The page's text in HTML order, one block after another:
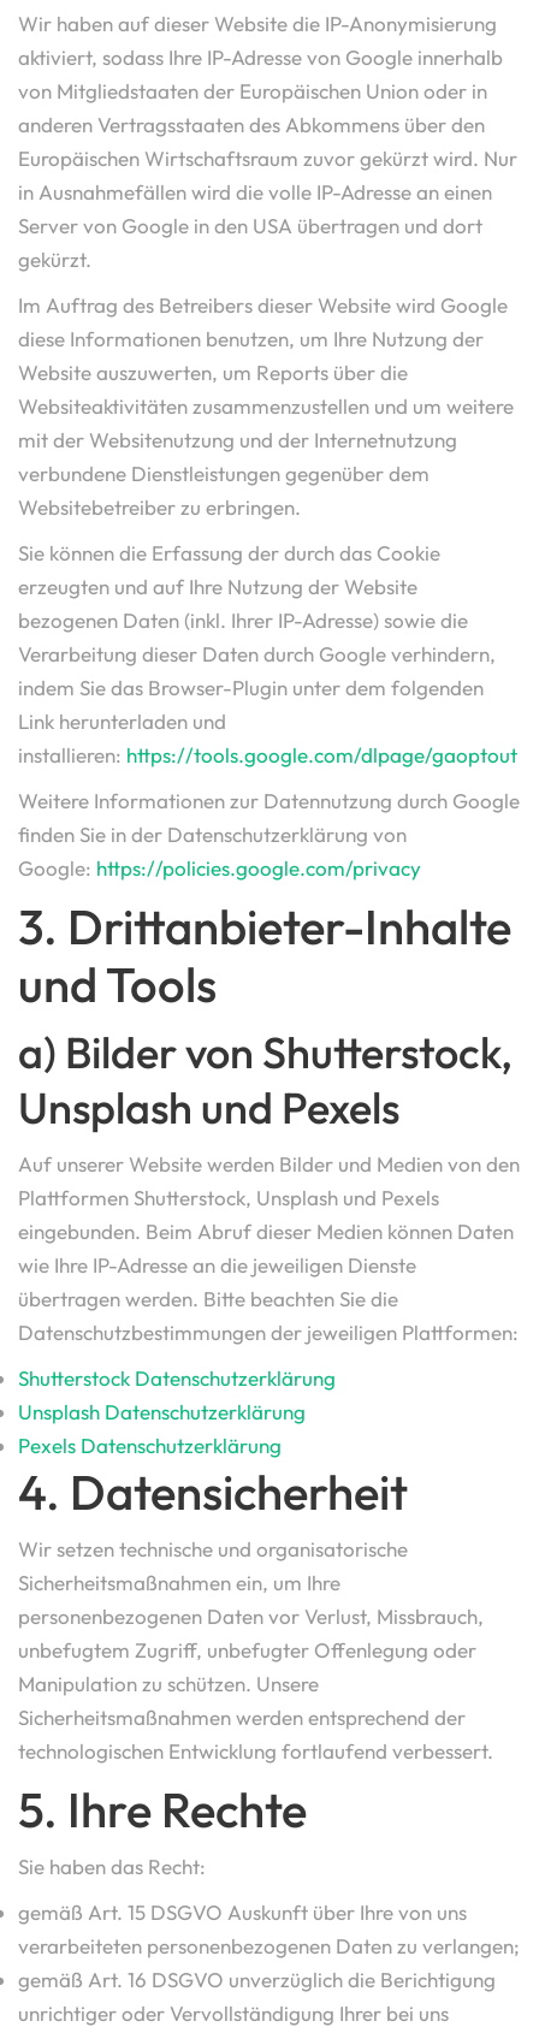
Wir haben auf dieser Website die IP-Anonymisierung
aktiviert, sodass Ihre IP-Adresse von Google innerhalb
von Mitgliedstaaten der Europäischen Union oder in
anderen Vertragsstaaten des Abkommens über den
Europäischen Wirtschaftsraum zuvor gekürzt wird. Nur
in Ausnahmefällen wird die volle IP-Adresse an einen
Server von Google in den USA übertragen und dort
gekürzt.
Im Auftrag des Betreibers dieser Website wird Google
diese Informationen benutzen, um Ihre Nutzung der
Website auszuwerten, um Reports über die
Websiteaktivitäten zusammenzustellen und um weitere
mit der Websitenutzung und der Internetnutzung
verbundene Dienstleistungen gegenüber dem
Websitebetreiber zu erbringen.
Sie können die Erfassung der durch das Cookie
erzeugten und auf Ihre Nutzung der Website
bezogenen Daten (inkl. Ihrer IP-Adresse) sowie die
Verarbeitung dieser Daten durch Google verhindern,
indem Sie das Browser-Plugin unter dem folgenden
Link herunterladen und
installieren: https://tools.google.com/dlpage/gaoptout
Weitere Informationen zur Datennutzung durch Google
finden Sie in der Datenschutzerklärung von
Google: https://policies.google.com/privacy
3. Drittanbieter-Inhalte
und Tools
a) Bilder von Shutterstock,
Unsplash und Pexels
Auf unserer Website werden Bilder und Medien von den
Plattformen Shutterstock, Unsplash und Pexels
eingebunden. Beim Abruf dieser Medien können Daten
wie Ihre IP-Adresse an die jeweiligen Dienste
übertragen werden. Bitte beachten Sie die
Datenschutzbestimmungen der jeweiligen Plattformen:
Shutterstock Datenschutzerklärung
Unsplash Datenschutzerklärung
Pexels Datenschutzerklärung
4. Datensicherheit
Wir setzen technische und organisatorische
Sicherheitsmaßnahmen ein, um Ihre
personenbezogenen Daten vor Verlust, Missbrauch,
unbefugtem Zugriff, unbefugter Offenlegung oder
Manipulation zu schützen. Unsere
Sicherheitsmaßnahmen werden entsprechend der
technologischen Entwicklung fortlaufend verbessert.
5. Ihre Rechte
Sie haben das Recht:
gemäß Art. 15 DSGVO Auskunft über Ihre von uns
verarbeiteten personenbezogenen Daten zu verlangen;
gemäß Art. 16 DSGVO unverzüglich die Berichtigung
unrichtiger oder Vervollständigung Ihrer bei uns